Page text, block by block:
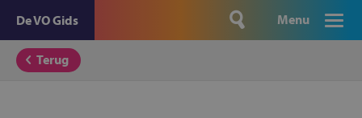
De VO Gids Menu
Terug